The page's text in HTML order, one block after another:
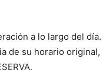
a lo largo del día.
de su horario original,